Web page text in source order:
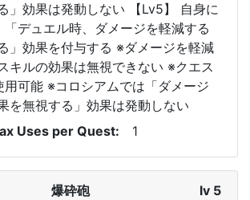
」効果は発動しない 【Lv5】 自身に
デュエル時、ダメージを軽減する
」効果を付与する ※ダメージを軽減
キルの効果は無視できない ※クエス
用可能 ※コロシアムでは「ダメージ
を無視する」効果は発動しない
Uses per Quest 1
爆砕砲 lv 5